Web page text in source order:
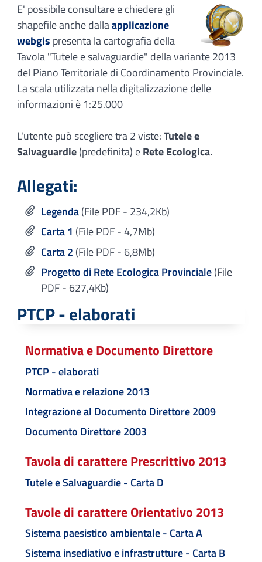
E' possibile consultare e chiedere gli
shapefile anche dallaapplicazione
webgis presenta la cartografia della
Tavola "Tutele e salvaguardie" della variante 2013
del Piano Territoriale di Coordinamento Provinciale.
La scala utilizzata nella digitalizzazione delle
informazioni è 1:25.000
L'utente può scegliere tra 2 viste:Tutele e
Salvaguardie(predefinita) eRete Ecologica.
Allegati:
Legenda(File PDF - 234,2Kb)
Carta 1 (File PDF - 4,7Mb)
Carta 2 (File PDF - 6,8Mb)
Progetto di Rete Ecologica Provinciale(File
PDF - 627,4Kb)
PTCP - elaborati
Normativa e Documento Direttore
PTCP - elaborati
Normativa e relazione 2013
Integrazione al Documento Direttore 2009
Documento Direttore 2003
Tavola di carattere Prescrittivo 2013
Tutele e Salvaguardie - Carta D
Tavole di carattere Orientativo 2013
Sistema paesistico ambientale - Carta A
Sistema insediativo e infrastrutture - Carta B